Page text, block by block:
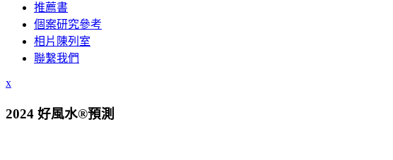
推薦書
個案研究參考
相片陳列室
聯繫我們
x
2024 好風水®預測